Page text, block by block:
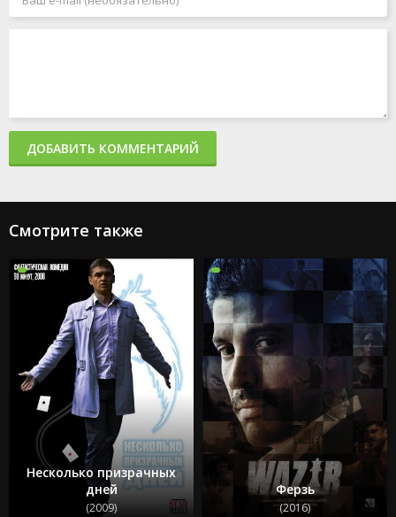
ДОБАВИТЬ КОММЕНТАРИЙ
Смотрите также
Несколько призрачных
дней
(2009)
Ферзь
(2016)